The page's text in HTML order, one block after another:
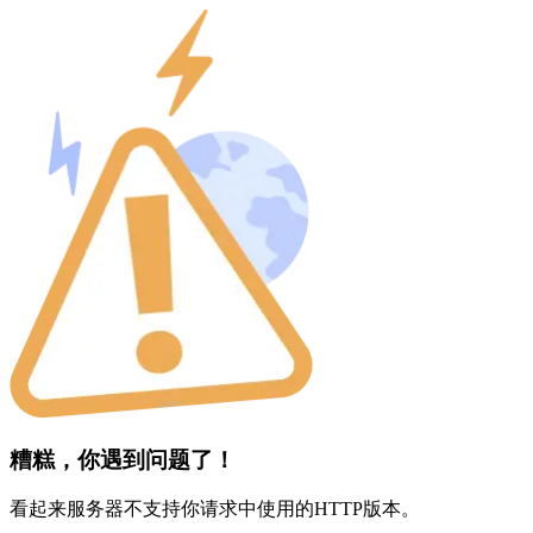
糟糕，你遇到问题了！
看起来服务器不支持你请求中使用的HTTP版本。